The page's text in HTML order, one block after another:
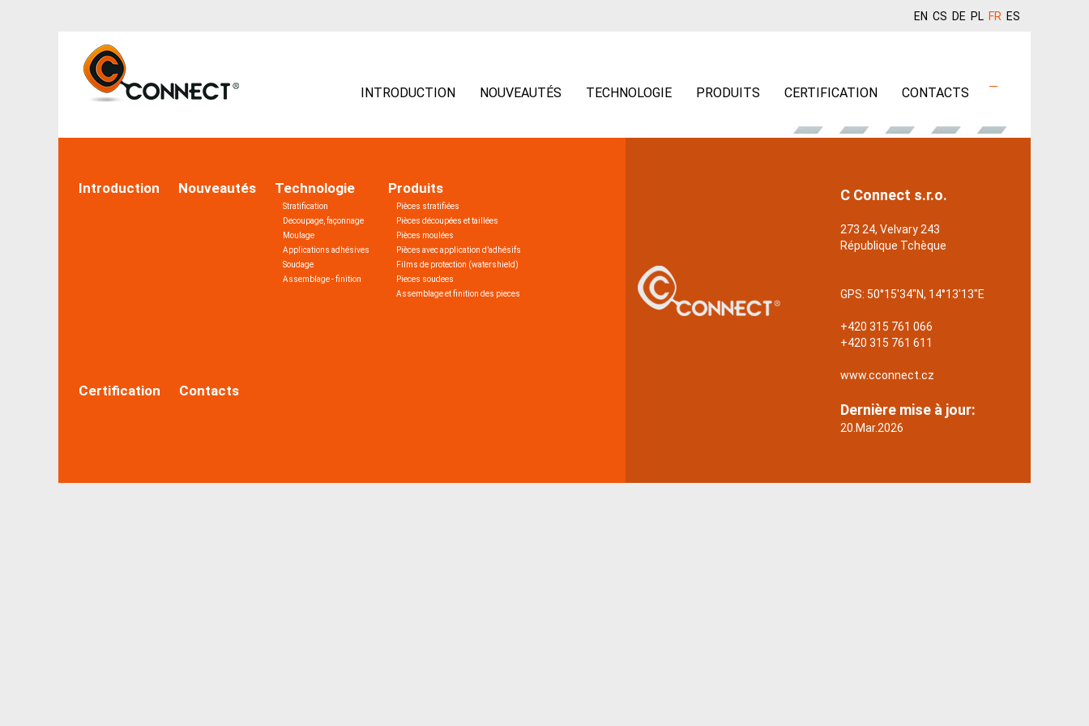
EN CS DE PL FR ES
INTRODUCTION NOUVEAUTÉS TECHNOLOGIE PRODUITS CERTIFICATION CONTACTS
Introduction Nouveautés Technologie
Stratification
Decoupage, façonnage
Moulage
Applications adhésives
Soudage
Assemblage - finition
Produits
Pièces stratifiées
Pièces découpées et taillées
Pièces moulées
Pièces avec application d’adhésifs
Films de protection (watershield)
Pieces soudees
Assemblage et finition des pieces
Certification Contacts
C Connect s.r.o.
273 24, Velvary 243
République Tchèque
GPS: 50°15'34"N, 14°13'13"E
+420 315 761 066
+420 315 761 611
www.cconnect.cz
Dernière mise à jour:
20.Mar.2026